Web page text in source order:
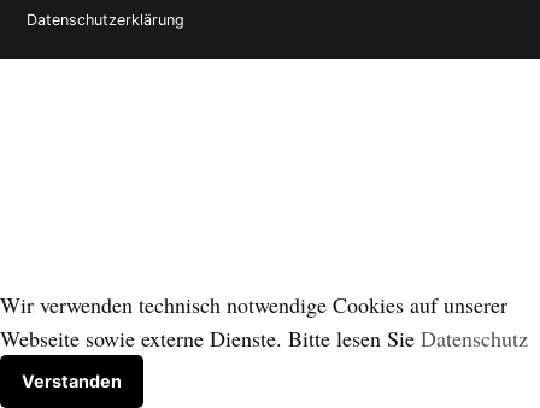
Datenschutzerklärung
Wir verwenden technisch notwendige Cookies auf unserer
Webseite sowie externe Dienste. Bitte lesen Sie Datenschutz
Verstanden